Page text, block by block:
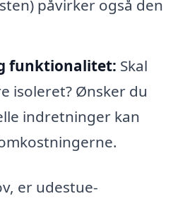
påvirker også den
funktionalitet: Skal
isoleret? Ønsker du
indretninger kan
er udestue-